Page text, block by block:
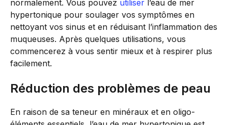
normalement. Vous pouvez utiliser l’eau de mer
hypertonique pour soulager vos symptômes en
nettoyant vos sinus et en réduisant l’inflammation des
muqueuses. Après quelques utilisations, vous
commencerez à vous sentir mieux et à respirer plus
facilement.
Réduction des problèmes de peau
En raison de sa teneur en minéraux et en oligo-